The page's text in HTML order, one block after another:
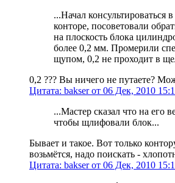
...Начал консультироваться
конторе, посоветовали
на плоскость блока
более 0,2 мм. Промерили
щупом, 0,2 не проходит в
0,2 ??? Вы ничего не путаете?
Цитата: bakser от 06 Дек, 2010
...Мастер сказал что на его
чтобы щлифовали блок...
Бывает и такое. Вот только
возьмётся, надо поискать -
Цитата: bakser от 06 Дек, 2010